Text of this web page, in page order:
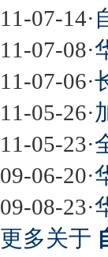
11-07-14·
11-07-08·
11-07-06·
11-05-26·
11-05-23·
09-06-20·
09-08-23·
更多关于